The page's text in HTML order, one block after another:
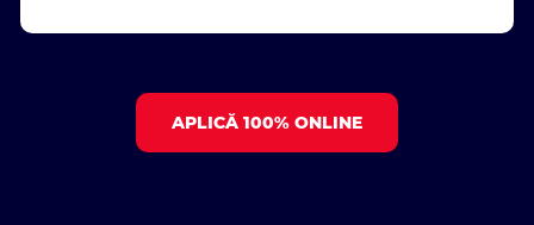
APLICĂ 100% ONLINE